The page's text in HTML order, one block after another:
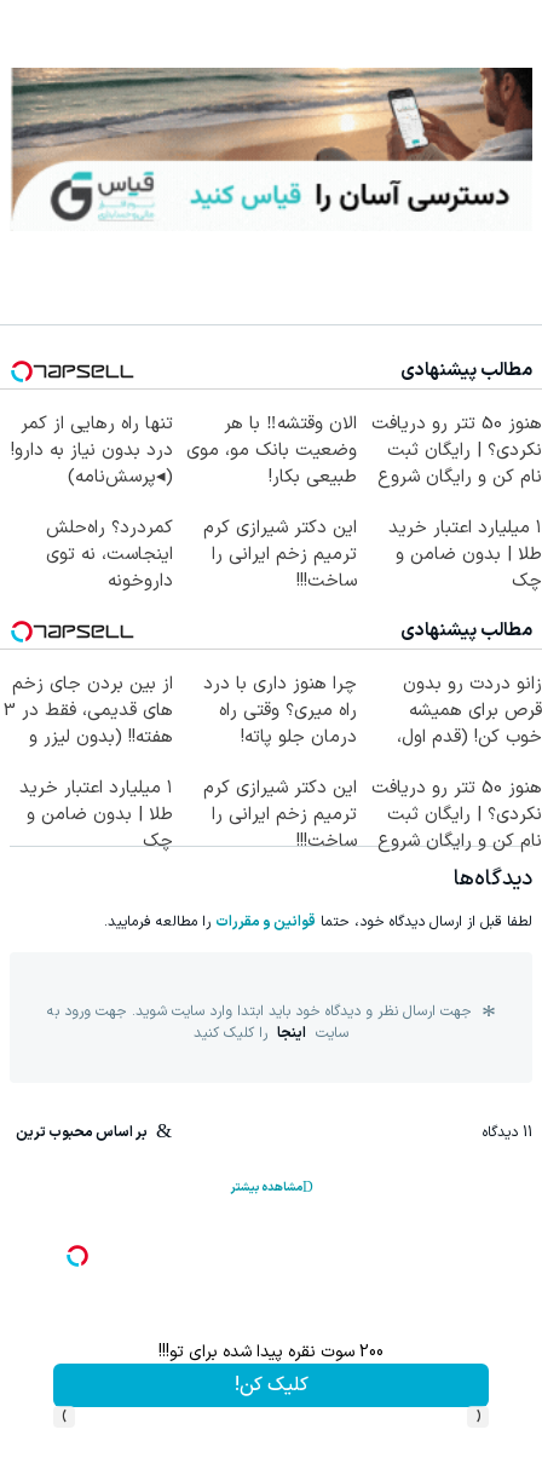
مطالب پیشنهادی
هنوز 50 تتر رو دریافت
نکردی؟ | رایگان ثبت
نام کن و رایگان شروع
الان وقتشه‼️ با هر
وضعیت بانک مو، موی
طبیعی بکار!
تنها راه رهایی از کمر
درد بدون نیاز به دارو!
(◂پرسش‌نامه)
۱ میلیارد اعتبار خرید
طلا | بدون ضامن و
چک
این دکتر شیرازی کرم
ترمیم زخم ایرانی را
ساخت!!!
کمردرد؟ راه‌حلش
اینجاست، نه توی
داروخونه
مطالب پیشنهادی
زانو دردت رو بدون
قرص برای همیشه
خوب کن! (قدم اول،
چرا هنوز داری با درد
راه میری؟ وقتی راه
درمان جلو پاته!
از بین بردن جای زخم
های قدیمی، فقط در 3
هفته!! (بدون لیزر و
هنوز 50 تتر رو دریافت
نکردی؟ | رایگان ثبت
نام کن و رایگان شروع
کن!
این دکتر شیرازی کرم
ترمیم زخم ایرانی را
ساخت!!!
۱ میلیارد اعتبار خرید
طلا | بدون ضامن و
چک
دیدگاه‌ها
لطفا قبل از ارسال دیدگاه خود، حتما قوانین و مقررات را مطالعه فرمایید.
جهت ارسال نظر و دیدگاه خود باید ابتدا وارد سایت شوید. جهت ورود به
سایت اینجا را کلیک کنید
11 دیدگاه بر اساس محبوب ترین
مشاهده بیشتر
200 سوت نقره پیدا شده برای تو!!!
کلیک کن!
‹
›